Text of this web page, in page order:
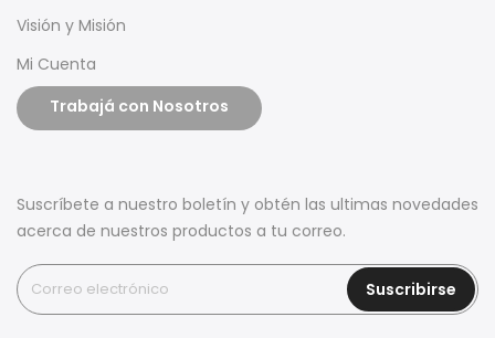
Visión y Misión
Mi Cuenta
Trabajá con Nosotros
Suscríbete a nuestro boletín y obtén las ultimas novedades
acerca de nuestros productos a tu correo.
Suscribirse